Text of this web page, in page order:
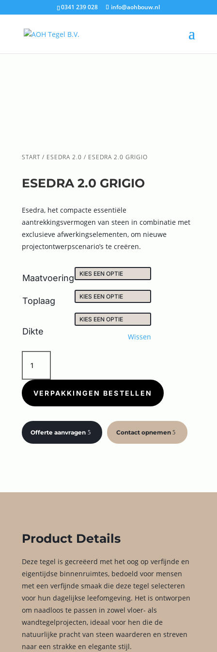
0341 239 028 info@aohbouw.nl
START/ ESEDRA 2.0 / ESEDRA 2.0 GRIGIO
ESEDRA 2.0 GRIGIO
Esedra, het compacte essentiële
aantrekkingsvermogen van steen in combinatie met
exclusieve afwerkingselementen, om nieuwe
projectontwerpscenario’s te creëren.
Maatvoering
Toplaag
Dikte
Wissen
2.0
GRIGIO
aantalVERPAKKINGEN BESTELLEN
Offerte aanvragen Contact opnemen
Product Details
Deze tegel is gecreëerd met het oog op verfijnde en
eigentijdse binnenruimtes, bedoeld voor mensen
met een verfijnde smaak die deze tegel selecteren
voor hun dagelijkse leefomgeving. Het is ontworpen
om naadloos te passen in zowel vloer- als
wandtegelprojecten, ideaal voor hen die de
natuurlijke pracht van steen waarderen en streven
naar een strakke en elegante stijl.